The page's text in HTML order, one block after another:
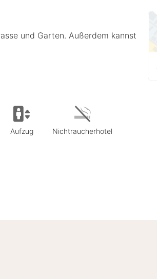
und Garten. Außerdem kannst
Aufzug Nichtraucherhotel